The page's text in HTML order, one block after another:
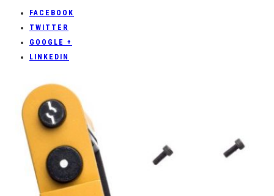
FACEBOOK
TWITTER
GOOGLE +
LINKEDIN